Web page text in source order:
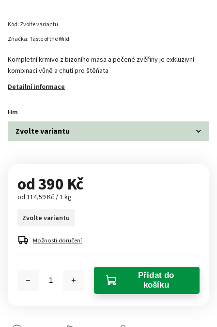
Kód: Zvolte variantu
Kompletní krmivo z bizoního masa a pečené zvěřiny je exkluzivní
kombinací vůně a chutí pro štěňata
Detailní informace
Značka:Taste of the Wild
Hm
od390 Kč
od 114,59 Kč / 1 kg
Zvolte variantu
Možnosti doručení
Přidat do
košíku